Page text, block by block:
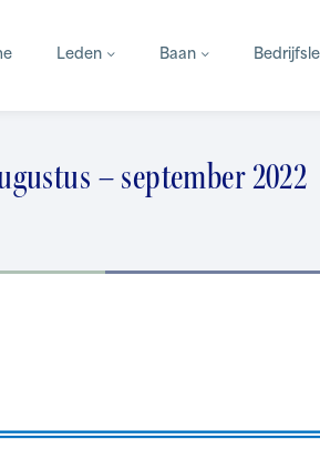
Leden Baan
– september 2022